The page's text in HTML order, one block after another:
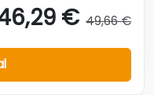
€ 49,66 €